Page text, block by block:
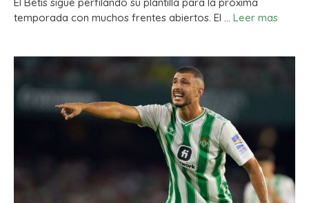
temporada con muchos frentes abiertos. El … Leer mas